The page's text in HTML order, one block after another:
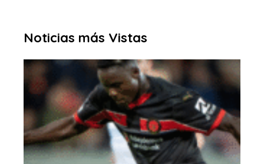
Noticias más Vistas